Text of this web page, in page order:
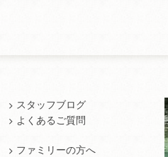
スタッフブログ
よくあるご質問
ファミリーの方へ